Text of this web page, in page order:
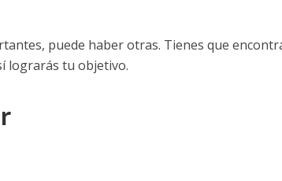
puede haber otras. Tienes que
lograrás tu objetivo.